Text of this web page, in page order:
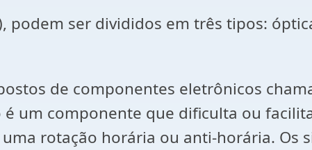
podem ser divididos em três tipos:
de componentes eletrônicos
um componente que dificulta ou
rotação horária ou anti-horária. Os